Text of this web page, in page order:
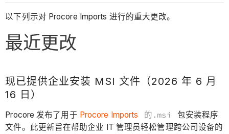
以下列示对 Procore Imports 进行的重大更改。
最近更改
现已提供企业安装 MSI 文件（2026 年 6 月
16 日）
Procore 发布了用于 Procore Imports 的.msi
包安装程序
文件。此更新旨在帮助企业 IT 管理员轻松管理跨公司设备的